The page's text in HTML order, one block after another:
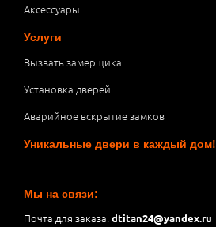
Аксессуары
Услуги
Вызвать замерщика
Установка дверей
Аварийное вскрытие замков
Уникальные двери в каждый дом!
Мы на связи:
Почта для заказа:dtitan24@yandex.ru